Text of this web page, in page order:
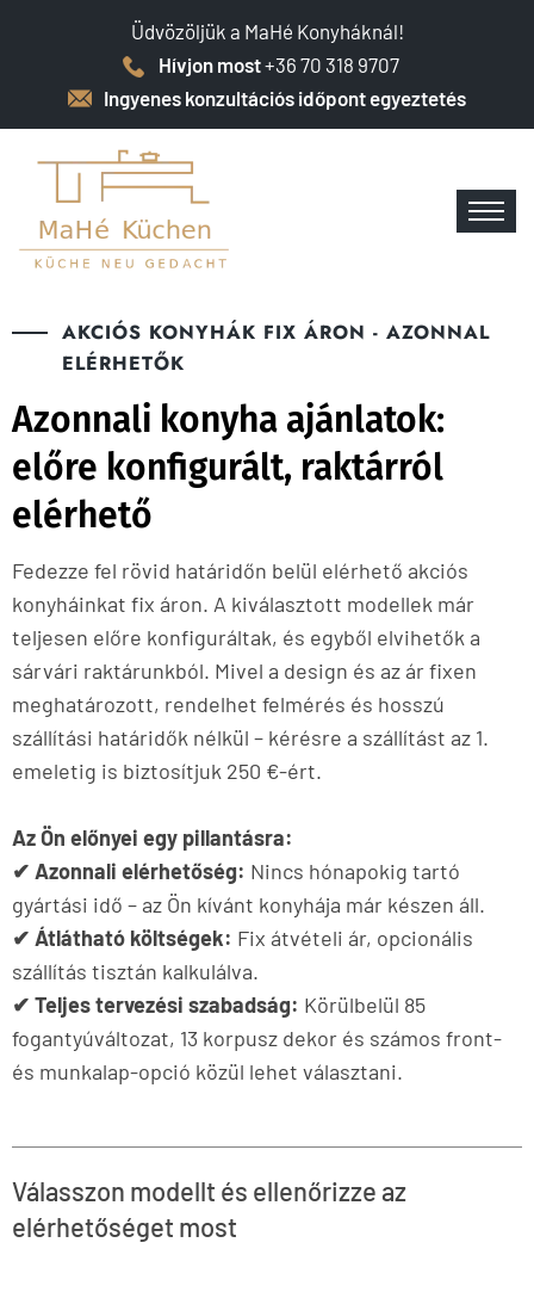
Üdvözöljük a MaHé Konyháknál!
Hívjon most+36 70 318 9707
Ingyenes konzultációs időpont egyeztetés
AKCIÓS KONYHÁK FIX ÁRON - AZONNAL
ELÉRHETŐK
Azonnali konyha ajánlatok:
előre konfigurált, raktárról
elérhető
Fedezze fel rövid határidőn belül elérhető akciós
konyháinkat fix áron. A kiválasztott modellek már
teljesen előre konfiguráltak, és egyből elvihetők a
sárvári raktárunkból. Mivel a design és az ár fixen
meghatározott, rendelhet felmérés és hosszú
szállítási határidők nélkül – kérésre a szállítást az 1.
emeletig is biztosítjuk 250 €-ért.
Az Ön előnyei egy pillantásra:
✔ Azonnali elérhetőség: Nincs hónapokig tartó
gyártási idő – az Ön kívánt konyhája már készen áll.
✔ Átlátható költségek: Fix átvételi ár, opcionális
szállítás tisztán kalkulálva.
✔ Teljes tervezési szabadság: Körülbelül 85
fogantyúváltozat, 13 korpusz dekor és számos front-
és munkalap-opció közül lehet választani.
Válasszon modellt és ellenőrizze az
elérhetőséget most